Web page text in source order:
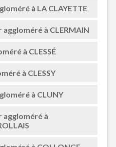
à LA CLAYETTE
à CLERMAIN
à CLESSÉ
à CLESSY
à CLUNY
aggloméré à